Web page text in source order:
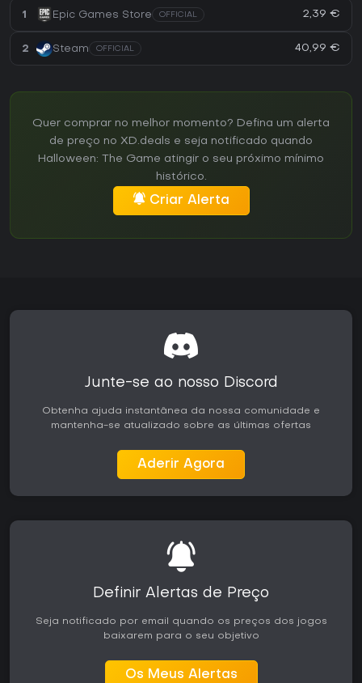
1 Epic Games Store OFFICIAL 2,39 €
2 Steam OFFICIAL 40,99 €
Quer comprar no melhor momento? Defina um alerta
de preço no XD.deals e seja notificado quando
Halloween: The Game atingir o seu próximo mínimo
histórico.
Criar Alerta
Junte-se ao nosso Discord
Obtenha ajuda instantânea da nossa comunidade e
mantenha-se atualizado sobre as últimas ofertas
Aderir Agora
Definir Alertas de Preço
Seja notificado por email quando os preços dos jogos
baixarem para o seu objetivo
Os Meus Alertas